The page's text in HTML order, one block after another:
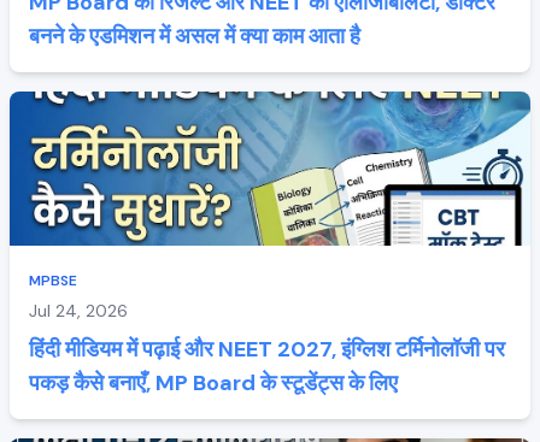
बनने के एडमिशन में असल में क्या काम आता है
MPBSE
Jul 24, 2026
हिंदी मीडियम में पढ़ाई और NEET 2027, इंग्लिश टर्मिनोलॉजी पर
पकड़ कैसे बनाएँ, MP Board के स्टूडेंट्स के लिए